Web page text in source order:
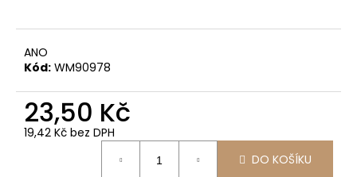
ANO
Kód: WM90978
23,50 Kč
19,42 Kč bez DPH
DO KOŠÍKU
D
o
p
o